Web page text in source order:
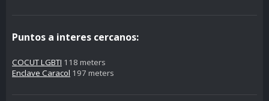
Puntos a interes cercanos:
COCUT LGBTI 118 meters
Enclave Caracol 197 meters